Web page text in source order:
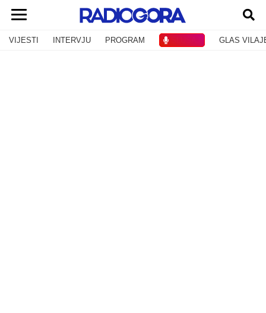
VIJESTI INTERVJU PROGRAM GLAS